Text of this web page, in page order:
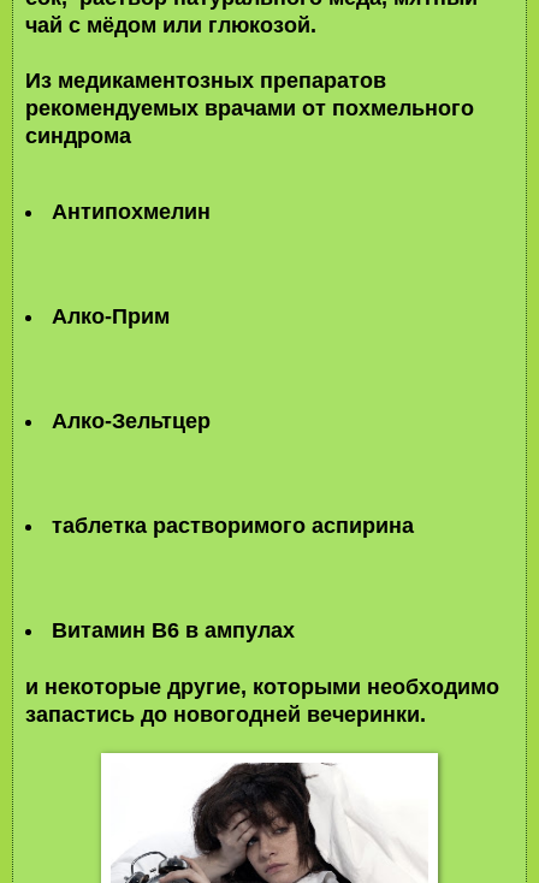
чай с мёдом или глюкозой.
Из медикаментозных препаратов
рекомендуемых врачами от похмельного
синдрома
Антипохмелин
Алко-Прим
Алко-Зельтцер
таблетка растворимого аспирина
Витамин B6 в ампулах
и некоторые другие, которыми необходимо
запастись до новогодней вечеринки.